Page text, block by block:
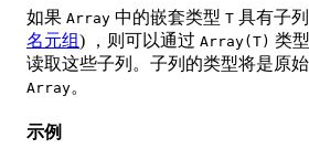
如果 Array 中的嵌套类型 T 具有子
名元组) ，则可以通过 Array(T) 类
读取这些子列。子列的类型将是原
Array。
示例